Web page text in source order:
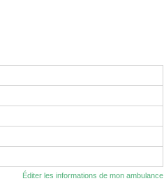
Éditer les informations de mon ambulance